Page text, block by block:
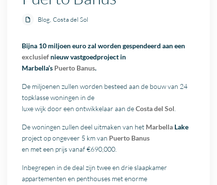
Blog,Costa del Sol
Bijna 10 miljoen euro zal worden gespendeerd aan een
exclusief nieuw vastgoedproject in
Marbella’s Puerto Banus.
De miljoenen zullen worden besteed aan de bouw van 24
topklasse woningen in de
luxe wijk door een ontwikkelaar aan deCosta del Sol
De woningen zullen deel uitmaken van het Marbella Lake
project op ongeveer 5 km van Puerto Banus
en met een prijs vanaf €690,000.
Inbegrepen in de deal zijn twee en drie slaapkamer
appartementen en penthouses met enorme